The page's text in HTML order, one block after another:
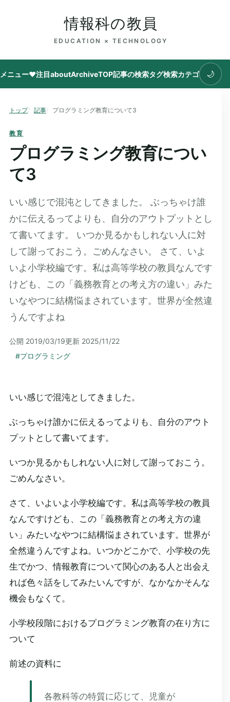
情報科の教員
EDUCATION × TECHNOLOGY
メニュー♥注目aboutArchiveTOP記事の検索タグ検索カテゴリ 🌙
トップ 記事 プログラミング教育について3
教育
プログラミング教育につい
て3
いい感じで混沌としてきました。 ぶっちゃけ誰
かに伝えるってよりも、自分のアウトプットとし
て書いてます。 いつか見るかもしれない人に対
して謝っておこう。ごめんなさい。 さて、いよ
いよ小学校編です。私は高等学校の教員なんです
けども、この「義務教育との考え方の違い」みた
いなやつに結構悩まされています。世界が全然違
うんですよね
公開 2019/03/19更新 2025/11/22
#プログラミング
いい感じで混沌としてきました。
ぶっちゃけ誰かに伝えるってよりも、自分のアウト
プットとして書いてます。
いつか見るかもしれない人に対して謝っておこう。
ごめんなさい。
さて、いよいよ小学校編です。私は高等学校の教員
なんですけども、この「義務教育との考え方の違
い」みたいなやつに結構悩まされています。世界が
全然違うんですよね。いつかどこかで、小学校の先
生でかつ、情報教育について関心のある人と出会え
れば色々話をしてみたいんですが、なかなかそんな
機会もなくて。
小学校段階におけるプログラミング教育の在り方に
ついて
前述の資料に
各教科等の特質に応じて、児童が